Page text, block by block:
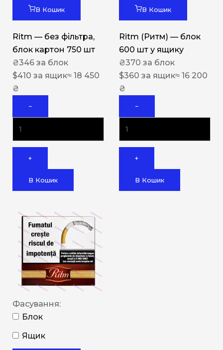
В Кошик
Ritm — без фільтра,
блок картон 750 шт
₴346 за блок
$410 за ящик≈ 18 450
₴
−
+
В Кошик
В Кошик
Ritm (Ритм) — блок
600 шт у ящику
₴370 за блок
$360 за ящик≈ 16 200
₴
−
+
В Кошик
Фасування:
Блок
Ящик